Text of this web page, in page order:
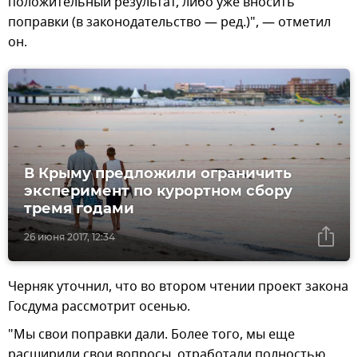
поправки (в законодательство — ред.)", — отметил
он.
26 июня 2017, 12:34
В Крыму предложили ограничить
эксперимент по курортном сбору
тремя годами
Черняк уточнил, что во втором чтении проект закона
Госдума рассмотрит осенью.
"Мы свои поправки дали. Более того, мы еще